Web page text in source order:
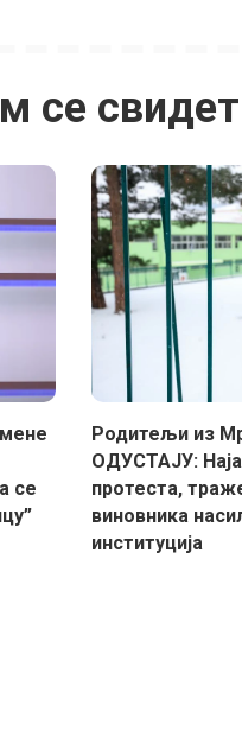
се
се
Родитељи из
ОДУСТАЈУ:
протеста,
виновника
институција